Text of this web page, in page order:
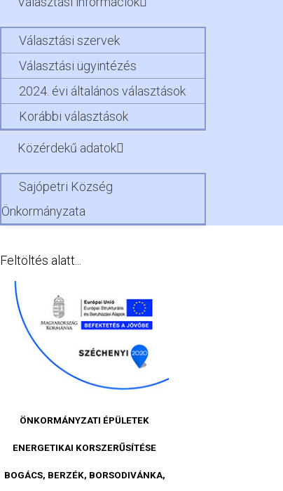
Választási szervek
Választási ügyintézés
2024. évi általános választások
Korábbi választások
Közérdekű adatok
Sajópetri Község
Önkormányzata
Feltöltés alatt...
ÖNKORMÁNYZATI ÉPÜLETEK
ENERGETIKAI KORSZERŰSÍTÉSE
BOGÁCS, BERZÉK, BORSODIVÁNKA,